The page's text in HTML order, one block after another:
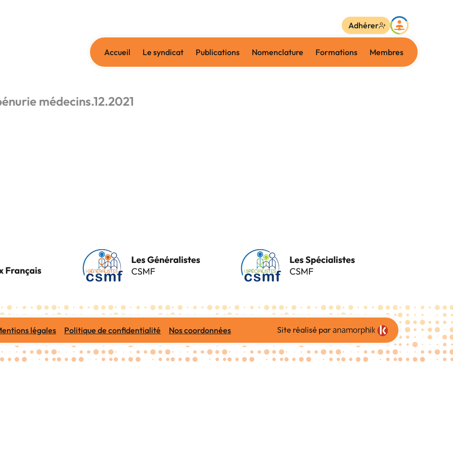
Accueil Le syndicat Publications Nomenclature Formations Membres
Adhérer
médecins.12.2021
légales Politique de confidentialité Nos coordonnées Site réalisé par